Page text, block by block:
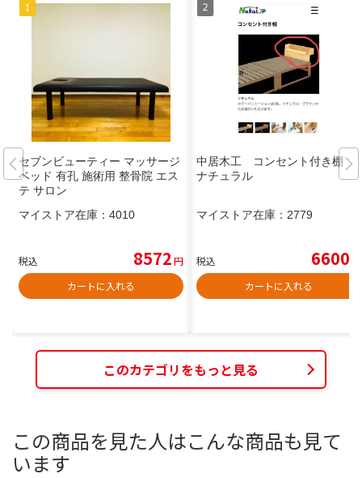
セブンビューティー マッサージ
ベッド 有孔 施術用 整骨院 エス
テ サロン
マイストア在庫： 4010
税込 8572円
カートに入れる
中居木工 コンセント付き棚
ナチュラル
マイストア在庫： 2779
税込 6600
カートに入れる
このカテゴリをもっと見る
この商品を見た人はこんな商品も見て
います